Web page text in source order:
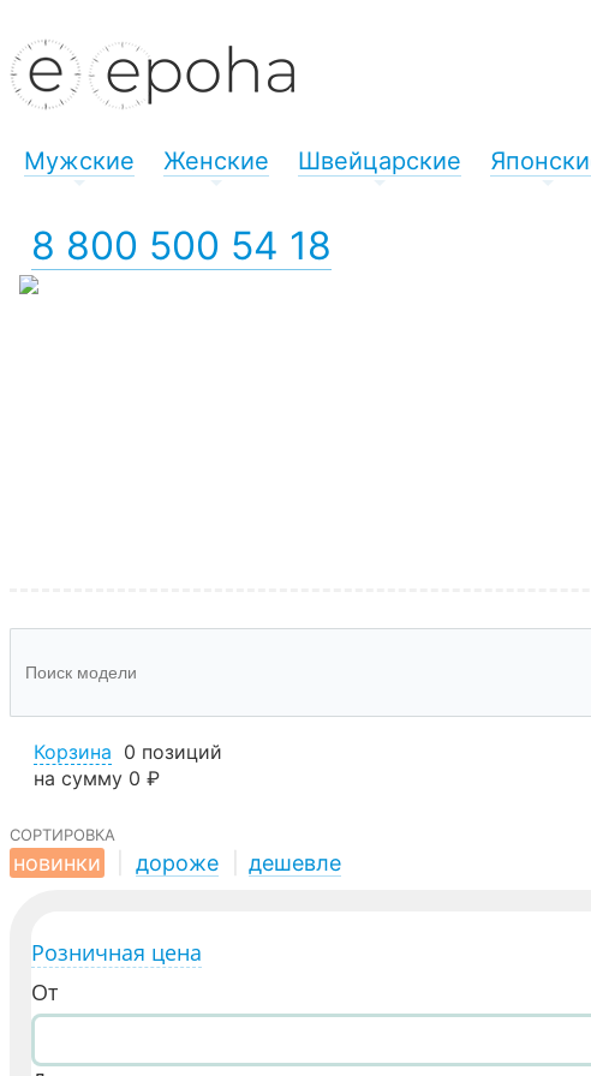
Мужские Женские Швейцарские
8 800 500 54 18
Корзина 0 позиций
на сумму 0 ₽
сортировка
новинки
дороже дешевле
Розничная цена
От